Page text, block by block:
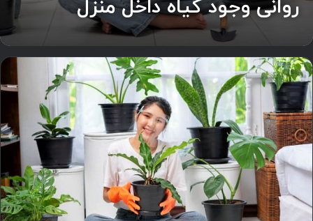
روانی وجود گیاه داخل منزل